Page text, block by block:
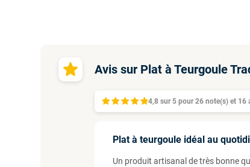
Avis sur Plat à Teurgoule
4,8 sur 5 pour 26note(s) et 16
Plat à teurgoule idéal au
Un produit artisanal de très bonne